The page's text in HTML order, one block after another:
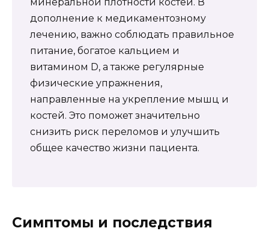
дополнение к медикаментозному
лечению, важно соблюдать правильное
питание, богатое кальцием и
витамином D, а также регулярные
физические упражнения,
направленные на укрепление мышц и
костей. Это поможет значительно
снизить риск переломов и улучшить
общее качество жизни пациента.
Симптомы и последствия